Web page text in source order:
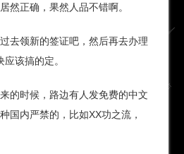
然正确，果然人品不错啊。
去领新的签证吧，然后再去办理
该搞的定。
的时候，路边有人发免费的中文
国内严禁的，比如XX功之流，